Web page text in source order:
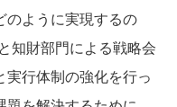
ように実現するの
知財部門による戦略会
行体制の強化を行っ